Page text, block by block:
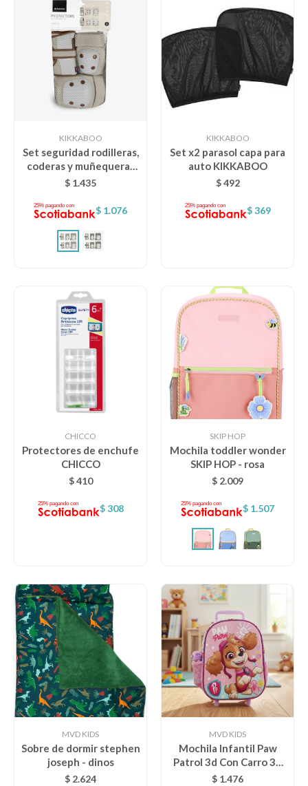
KIKKABOO
Set seguridad rodilleras,
coderas y muñequeras
KIKKABOO - beige
$ 1.435
$ 1.076
KIKKABOO
Set x2 parasol capa para
auto KIKKABOO
$ 492
$ 369
CHICCO
Protectores de enchufe
CHICCO
$ 410
$ 308
SKIP HOP
Mochila toddler wonder
SKIP HOP - rosa
$ 2.009
$ 1.507
MVD KIDS
Sobre de dormir stephen
joseph - dinos
$ 2.624
MVD KIDS
Mochila Infantil Paw
Patrol 3d Con Carro 30
Cm - rosado
$ 1.476